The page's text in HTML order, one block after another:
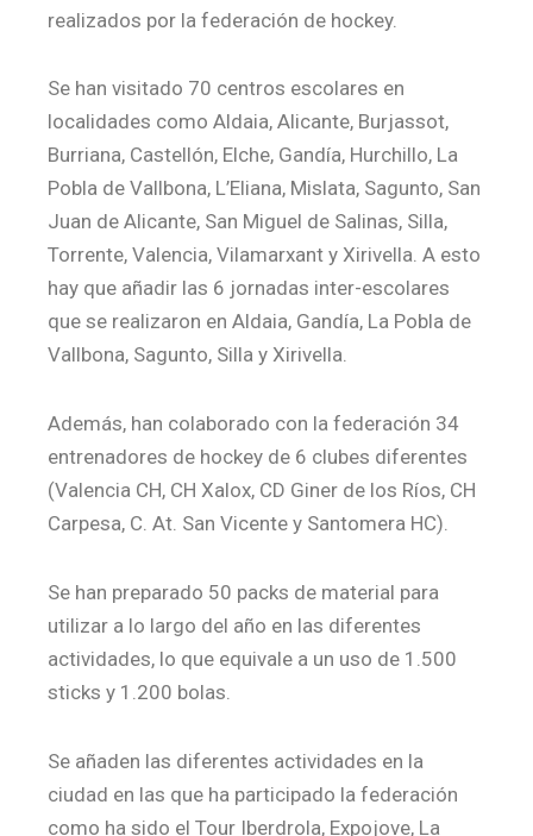
realizados por la federación de hockey.
Se han visitado 70 centros escolares en
localidades como Aldaia, Alicante, Burjassot,
Burriana, Castellón, Elche, Gandía, Hurchillo, La
Pobla de Vallbona, L’Eliana, Mislata, Sagunto, San
Juan de Alicante, San Miguel de Salinas, Silla,
Torrente, Valencia, Vilamarxant y Xirivella. A esto
hay que añadir las 6 jornadas inter-escolares
que se realizaron en Aldaia, Gandía, La Pobla de
Vallbona, Sagunto, Silla y Xirivella.
Además, han colaborado con la federación 34
entrenadores de hockey de 6 clubes diferentes
(Valencia CH, CH Xalox, CD Giner de los Ríos, CH
Carpesa, C. At. San Vicente y Santomera HC).
Se han preparado 50 packs de material para
utilizar a lo largo del año en las diferentes
actividades, lo que equivale a un uso de 1.500
sticks y 1.200 bolas.
Se añaden las diferentes actividades en la
ciudad en las que ha participado la federación
como ha sido el Tour Iberdrola, Expojove, La